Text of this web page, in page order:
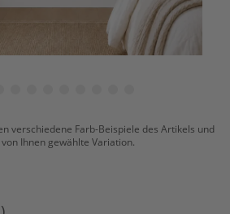
verschiedene Farb-Beispiele des Artikels und
Ihnen gewählte Variation.